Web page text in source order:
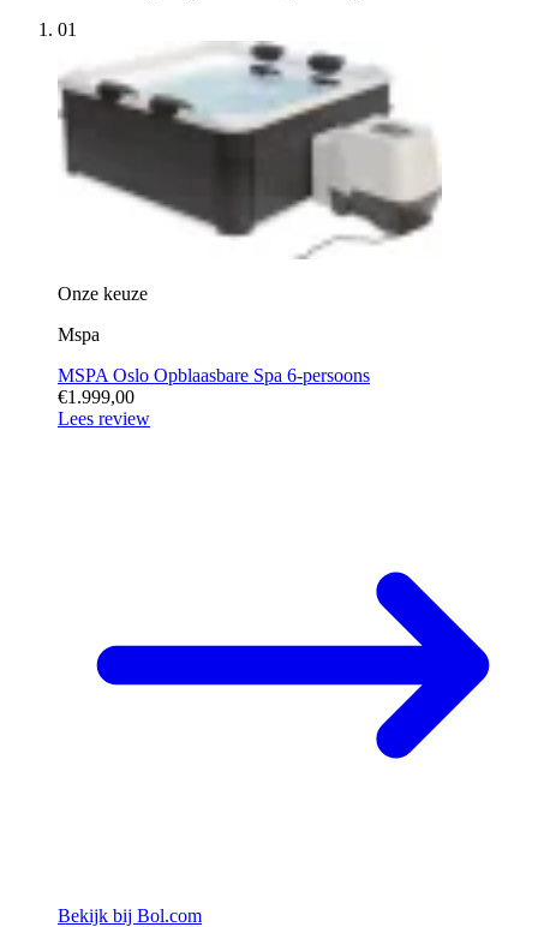
01
Onze keuze
Mspa
MSPA Oslo Opblaasbare Spa 6-persoons
€1.999,00
Lees review
Bekijk bij Bol.com